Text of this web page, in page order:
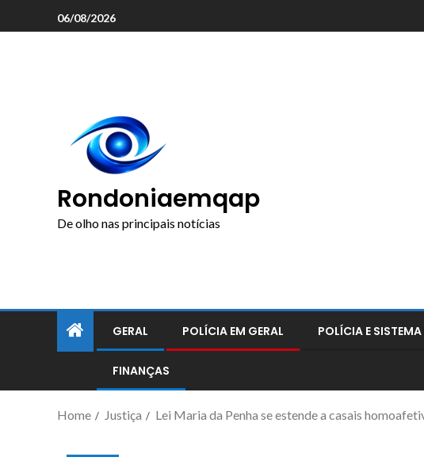
06/08/2026
Rondoniaemqap
De olho nas principais notícias
GERAL POLÍCIA EM GERAL POLÍCIA E
FINANÇAS
Home Justiça Lei Maria da Penha se estende a casais